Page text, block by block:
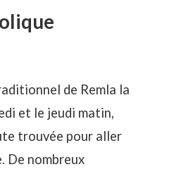
de Remla la
et le jeudi matin,
trouvée pour aller
De nombreux